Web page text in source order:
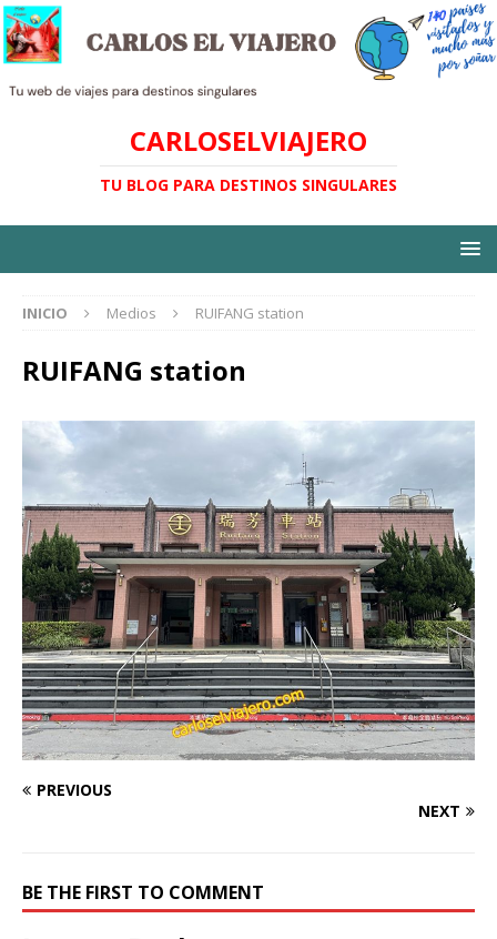
CARLOSELVIAJERO
TU BLOG PARA DESTINOS SINGULARES
INICIO Medios RUIFANG station
RUIFANG station
PREVIOUS
NEXT
BE THE FIRST TO COMMENT